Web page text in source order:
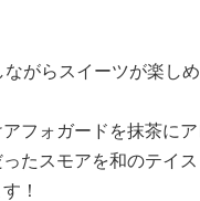
がらスイーツが楽し
フォガードを抹茶に
たスモアを和のテイ
！